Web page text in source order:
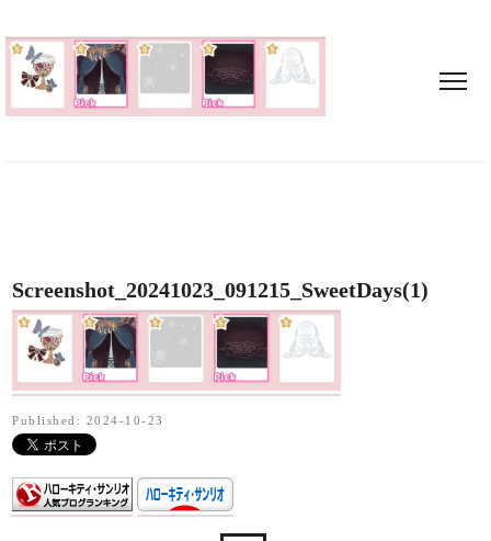
Screenshot_20241023_091215_SweetDays(1)
Published: 2024-10-23